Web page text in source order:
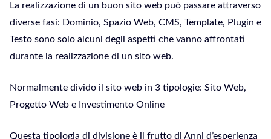
La realizzazione di un buon sito web può passare attraverso
diverse fasi: Dominio, Spazio Web, CMS, Template, Plugin e
Testo sono solo alcuni degli aspetti che vanno affrontati
durante la realizzazione di un sito web.
Normalmente divido il sito web in 3 tipologie: Sito Web,
Progetto Web e Investimento Online
Questa tipologia di divisione è il frutto di Anni d’esperienza